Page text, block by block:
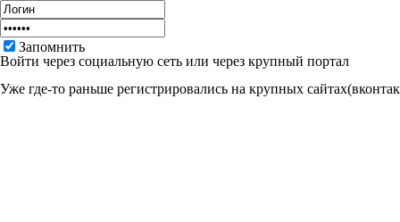
Запомнить
Войти через социальную сеть или через крупный портал
Уже где-то раньше регистрировались на крупных